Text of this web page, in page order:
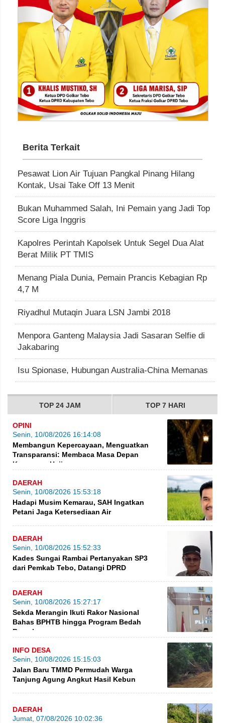
Berita Terkait
Pesawat Lion Air Tujuan Pangkal Pinang Hilang
Kontak, Usai Take Off 13 Menit
Bukan Muhammed Salah, Ini Pemain yang Jadi Top
Score Liga Inggris
Kapolres Perintah Kapolsek Untuk Segel Dua Alat
Berat Milik PT TMIS
Menang Piala Dunia, Pemain Prancis Kebagian Rp
4,7 M
Riyadhul Mutaqin Juara LSN Jambi 2018
Menpora Ganteng Malaysia Jadi Sasaran Selfie di
Jakabaring
Isu Spionase, Hubungan Australia-China Memanas
TOP 24 JAM TOP 7 HARI
OPINI
Senin, 10/08/2026 16:14:08
Membangun Kepercayaan, Menguatkan
Transparansi: Membaca Masa Depan
Keuangan Haji
DAERAH
Senin, 10/08/2026 15:53:18
Hadapi Musim Kemarau, SAH Ingatkan
Petani Jaga Ketersediaan Air
DAERAH
Senin, 10/08/2026 15:52:33
Kades Sungai Rambai Pertanyakan SP3
dari Pemkab Tebo, Datangi DPRD
DAERAH
Senin, 10/08/2026 15:27:17
Sekda Merangin Ikuti Rakor Nasional
Bahas BPHTB hingga Program Bedah
Rumah
INFO DESA
Senin, 10/08/2026 15:15:03
Jalan Baru TMMD Permudah Warga
Tanjung Agung Angkut Hasil Kebun
DAERAH
Jumat, 07/08/2026 10:02:36